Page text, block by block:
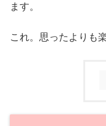
ます。
これ。思ったよりも